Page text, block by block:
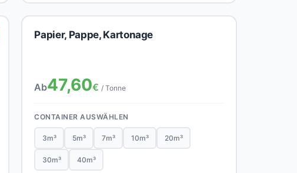
Papier, Pappe, Kartonage
Ab47,60€ / Tonne
CONTAINER AUSWÄHLEN
3m³ 5m³ 7m³ 10m³ 20m³
30m³ 40m³